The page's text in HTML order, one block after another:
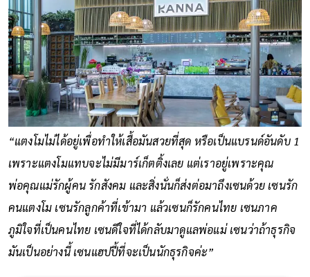
“แตงโมไม่ได้อยู่เพื่อทำให้เสื้อมันสวยที่สุด หรือเป็นแบรนด์อันดับ 1
เพราะแตงโมแทบจะไม่มีมาร์เก็ตติ้งเลย แต่เราอยู่เพราะคุณ
พ่อคุณแม่รักผู้คน รักสังคม และสิ่งนั่นก็ส่งต่อมาถึงเซนด้วย เซนรัก
คนแตงโม เซนรักลูกค้าที่เข้ามา แล้วเซนก็รักคนไทย เซนภาค
ภูมิใจที่เป็นคนไทย เซนดีใจที่ได้กลับมาดูแลพ่อแม่ เซนว่าถ้าธุรกิจ
มันเป็นอย่างนี้ เซนแฮปปี้ที่จะเป็นนักธุรกิจค่ะ”